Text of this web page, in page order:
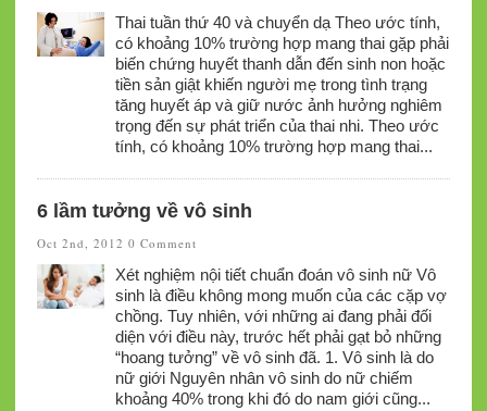
Thai tuần thứ 40 và chuyển dạ Theo ước tính,
có khoảng 10% trường hợp mang thai gặp phải
biến chứng huyết thanh dẫn đến sinh non hoặc
tiền sản giật khiến người mẹ trong tình trạng
tăng huyết áp và giữ nước ảnh hưởng nghiêm
trọng đến sự phát triển của thai nhi. Theo ước
tính, có khoảng 10% trường hợp mang thai...
6 lầm tưởng về vô sinh
Oct 2nd, 2012 0 Comment
Xét nghiệm nội tiết chuẩn đoán vô sinh nữ Vô
sinh là điều không mong muốn của các cặp vợ
chồng. Tuy nhiên, với những ai đang phải đối
diện với điều này, trước hết phải gạt bỏ những
“hoang tưởng” về vô sinh đã. 1. Vô sinh là do
nữ giới Nguyên nhân vô sinh do nữ chiếm
khoảng 40% trong khi đó do nam giới cũng...